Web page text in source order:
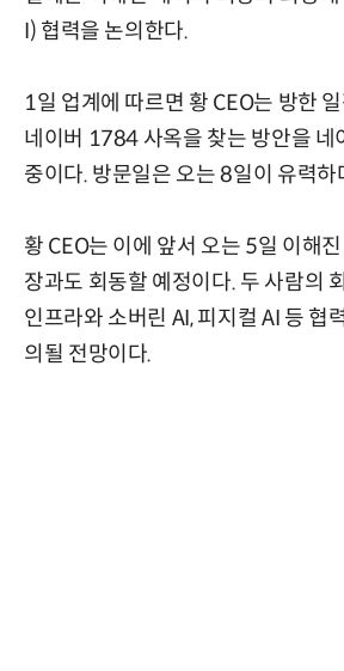
I) 협력을 논의한다.
1일 업계에 따르면 황 CEO는 방한
네이버 1784 사옥을 찾는 방안을 네
중이다. 방문일은 오는 8일이 유력하
황 CEO는 이에 앞서 오는 5일 이해
장과도 회동할 예정이다. 두 사람의
인프라와 소버린 AI, 피지컬 AI 등 협
의될 전망이다.